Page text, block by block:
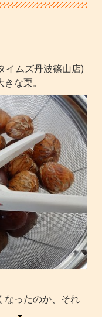
イムズ丹波篠山店)
な栗。
なったのか、それ